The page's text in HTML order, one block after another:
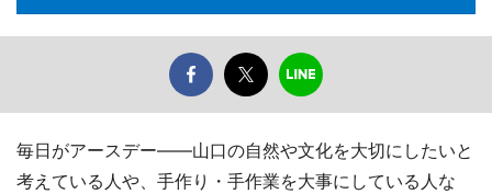
毎日がアースデー――山口の自然や文化を大切にしたいと
考えている人や、手作り・手作業を大事にしている人な